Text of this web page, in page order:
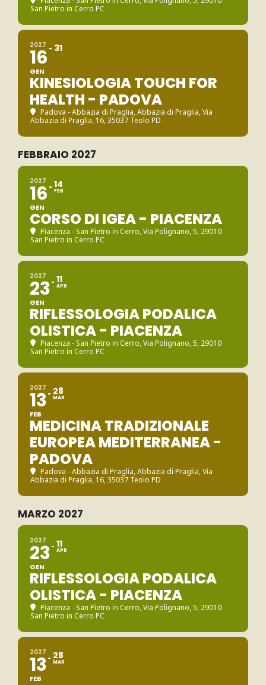
San Pietro in Cerro PC
2027
16
GEN
31
KINESIOLOGIA TOUCH FOR
HEALTH - PADOVA
Padova - Abbazia di Praglia, Abbazia di Praglia, Via
Abbazia di Praglia, 16, 35037 Teolo PD
FEBBRAIO 2027
2027
16
GEN
14
FEB
CORSO DI IGEA - PIACENZA
Piacenza - San Pietro in Cerro, Via Polignano, 5, 29010
San Pietro in Cerro PC
2027
23
GEN
11
APR
RIFLESSOLOGIA PODALICA
OLISTICA - PIACENZA
Piacenza - San Pietro in Cerro, Via Polignano, 5, 29010
San Pietro in Cerro PC
2027
13
FEB
28
MAR
MEDICINA TRADIZIONALE
EUROPEA MEDITERRANEA -
PADOVA
Padova - Abbazia di Praglia, Abbazia di Praglia, Via
Abbazia di Praglia, 16, 35037 Teolo PD
MARZO 2027
2027
23
GEN
11
APR
RIFLESSOLOGIA PODALICA
OLISTICA - PIACENZA
Piacenza - San Pietro in Cerro, Via Polignano, 5, 29010
San Pietro in Cerro PC
2027
13
FEB
28
MAR